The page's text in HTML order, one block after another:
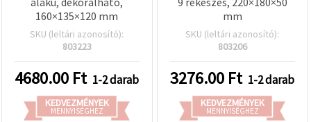
160×135×120 mm
SKU (leltári azonosító):
803223
4680.00 Ft 1-2 darab
KEDVEZMÉNYEK
MENNYISÉGHEZ
mm
SKU (leltári azonosító):
803206
3276.00 Ft 1-2 darab
KEDVEZMÉNYEK
MENNYISÉGHEZ